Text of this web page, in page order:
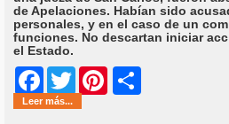
de Apelaciones. Habían sido
personales, y en el caso de un
funciones. No descartan iniciar
el Estado.
Facebook
Twitter Pinterest
Leer más...